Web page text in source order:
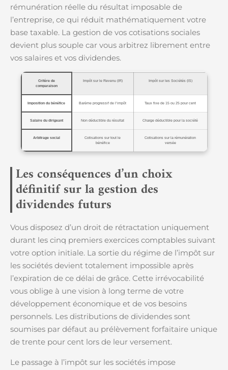
rémunération réelle du résultat imposable de
l’entreprise, ce qui réduit mathématiquement votre
base taxable. La gestion de vos cotisations sociales
devient plus souple car vous arbitrez librement entre
vos salaires et vos dividendes.
Critère de
comparaison
Impôt sur le Revenu (IR) Impôt sur les Sociétés (IS)
Imposition du bénéfice Barème progressif de l’impôt Taux fixe de 15 ou 25 pour cent
Salaire du dirigeant Non déductible du résultat Charge déductible pour la société
Arbitrage social
Cotisations sur tout le
bénéfice
Cotisations sur la rémunération
versée
Les conséquences d’un choix
définitif sur la gestion des
dividendes futurs
Vous disposez d’un droit de rétractation uniquement
durant les cinq premiers exercices comptables suivant
votre option initiale. La sortie du régime de l’impôt sur
les sociétés devient totalement impossible après
l’expiration de ce délai de grâce. Cette irrévocabilité
vous oblige à une vision à long terme de votre
développement économique et de vos besoins
personnels. Les distributions de dividendes sont
soumises par défaut au prélèvement forfaitaire unique
de trente pour cent lors de leur versement.
Le passage à l’impôt sur les sociétés impose